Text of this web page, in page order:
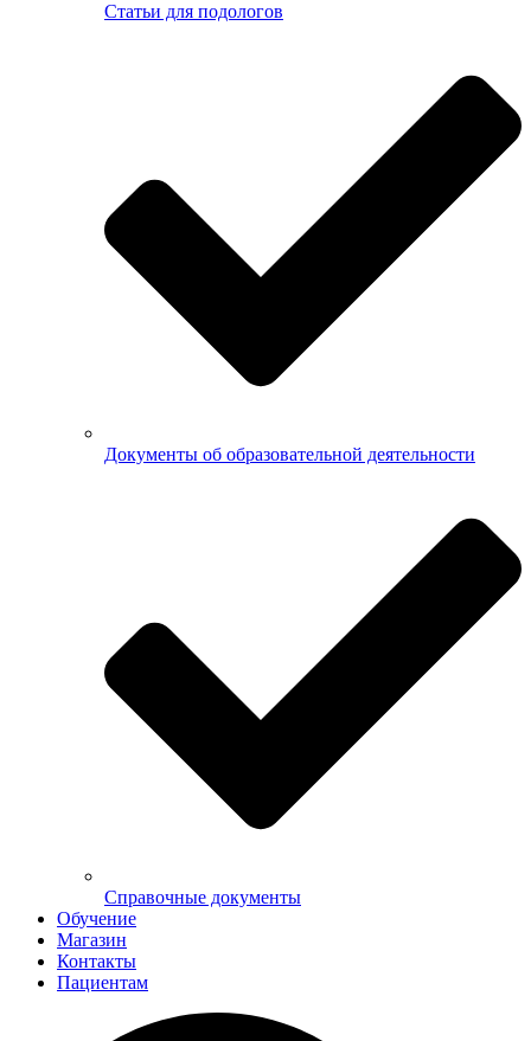
Статьи для подологов
Документы об образовательной деятельности
Справочные документы
Обучение
Магазин
Контакты
Пациентам